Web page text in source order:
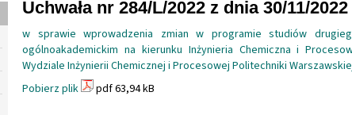
Uchwała nr 284/L/2022 z dnia 30/11/2022
w sprawie wprowadzenia zmian w programie studiów
ogólnoakademickim na kierunku Inżynieria Chemiczna i
Wydziale Inżynierii Chemicznej i Procesowej Politechniki
Pobierz plik
pdf 63,94 kB